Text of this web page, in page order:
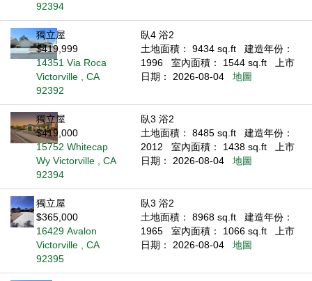
92394
獨立屋
$419,999
14351 Via Roca
Victorville , CA
92392
臥4 浴2
土地面積： 9434 sq.ft
建造年份：
1996
室內面積： 1544 sq.ft
上市
日期： 2026-08-04
地圖
獨立屋
$419,000
15752 Whitecap
Wy Victorville , CA
92394
臥3 浴2
土地面積： 8485 sq.ft
建造年份：
2012
室內面積： 1438 sq.ft
上市
日期： 2026-08-04
地圖
獨立屋
$365,000
16429 Avalon
Victorville , CA
92395
臥3 浴2
土地面積： 8968 sq.ft
建造年份：
1965
室內面積： 1066 sq.ft
上市
日期： 2026-08-04
地圖